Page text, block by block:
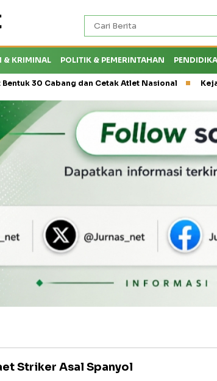
& KRIMINAL POLITIK & PEMERINTAHAN
dan Cetak Atlet Nasional Kejati Sita
Striker Asal Spanyol